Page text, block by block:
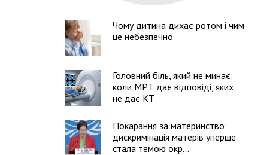
Чому дитина дихає ротом і чим
це небезпечно
Головний біль, який не минає:
коли МРТ дає відповіді, яких
не дає КТ
Покарання за материнство:
дискримінація матерів уперше
стала темою окр...